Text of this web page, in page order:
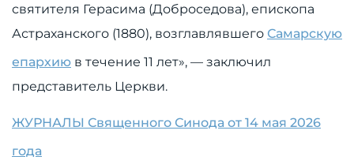
святителя Герасима (Доброседова), епископа
Астраханского (1880), возглавлявшего Самарскую
епархию в течение 11 лет», — заключил
представитель Церкви.
ЖУРНАЛЫ Священного Синода от 14 мая 2026
года